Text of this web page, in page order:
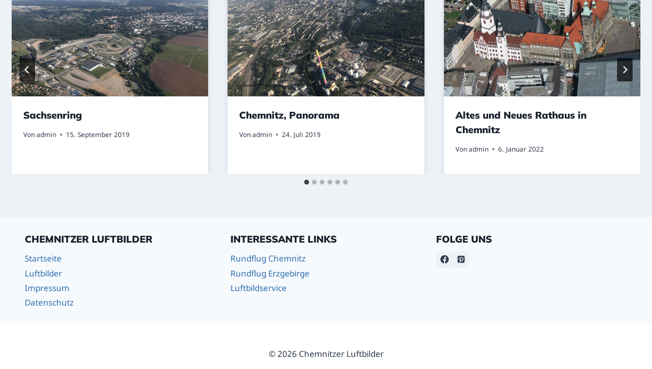
Sachsenring
Vonadmin 15. September 2019
Chemnitz, Panorama
Vonadmin 24. Juli 2019
Altes und Neues Rathaus in
Chemnitz
Vonadmin 6. Januar 2022
CHEMNITZER LUFTBILDER
Startseite
Luftbilder
Impressum
Datenschutz
INTERESSANTE LINKS
Rundflug Chemnitz
Rundflug Erzgebirge
Luftbildservice
FOLGE UNS
© 2026 Chemnitzer Luftbilder